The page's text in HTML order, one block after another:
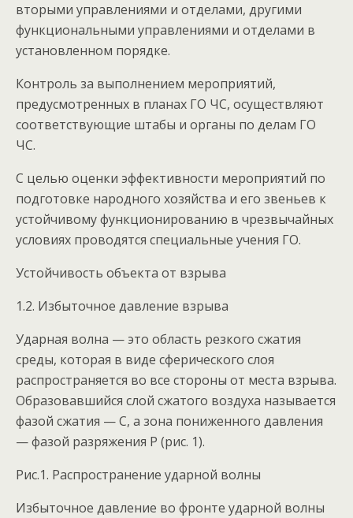
вторыми управлениями и отделами, другими
функциональными управлениями и отделами в
установленном порядке.
Контроль за выполнением мероприятий,
предусмотренных в планах ГО ЧС, осуществляют
соответствующие штабы и органы по делам ГО
ЧС.
С целью оценки эффективности мероприятий по
подготовке народного хозяйства и его звеньев к
устойчивому функционированию в чрезвычайных
условиях проводятся специальные учения ГО.
Устойчивость объекта от взрыва
1.2. Избыточное давление взрыва
Ударная волна — это область резкого сжатия
среды, которая в виде сферического слоя
распространяется во все стороны от места взрыва.
Образовавшийся слой сжатого воздуха называется
фазой сжатия — С, а зона пониженного давления
— фазой разряжения Р (рис. 1).
Рис.1. Распространение ударной волны
Избыточное давление во фронте ударной волны